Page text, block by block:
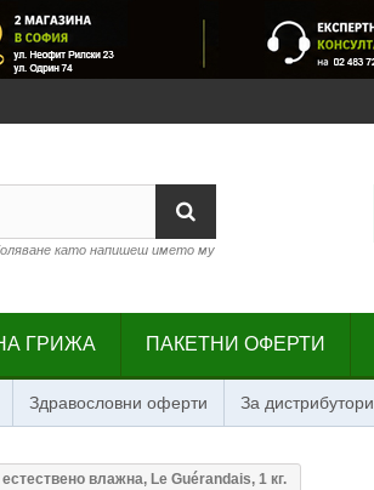
като напишеш името му
ГРИЖА ПАКЕТНИ ОФЕРТИ
Здравословни оферти За дистрибутори
влажна, Le Guérandais, 1 кг.